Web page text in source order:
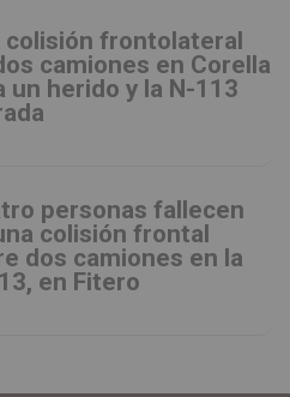
colisión frontolateral
camiones en Corella
un herido y la N-113
personas fallecen
colisión frontal
dos camiones en la
en Fitero